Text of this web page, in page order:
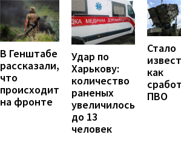
В Генштабе
рассказали,
что
происходит
на фронте
Удар по
Харькову:
количество
раненых
увеличилось
до 13
человек
Стало
как
ПВО